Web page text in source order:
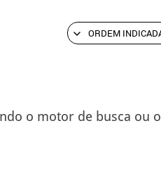
o motor de busca ou o